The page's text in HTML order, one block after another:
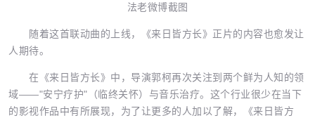
法老微博截图
随着这首联动曲的上线，《来日皆方长》正片的内容也愈发让
人期待。
在《来日皆方长》中，导演郭柯再次关注到两个鲜为人知的领
域——"安宁疗护"（临终关怀）与音乐治疗。这个行业很少在当下
的影视作品中有所展现，为了让更多的人加以了解，《来日皆方